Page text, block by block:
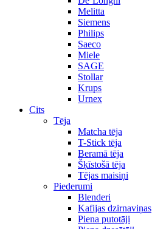
Melitta
Siemens
Philips
Saeco
Miele
SAGE
Stollar
Krups
Urnex
Cits
Tēja
Matcha tēja
T-Stick tēja
Beramā tēja
Šķīstošā tēja
Tējas maisiņi
Piederumi
Blenderi
Kafijas dzirnaviņas
Piena putotāji